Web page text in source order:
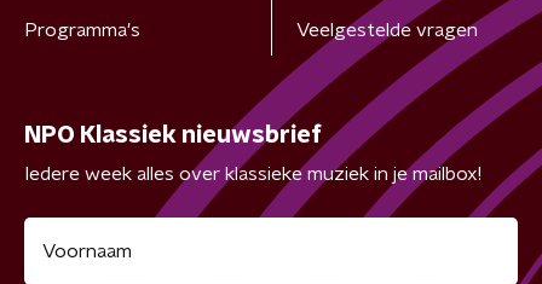
Programma's Veelgestelde vragen
NPO Klassiek nieuwsbrief
Iedere week alles over klassieke muziek in je mailbox!